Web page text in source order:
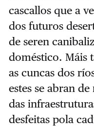
cascallos que a
dos futuros
de seren
doméstico. Máis
as cuncas dos
estes se abran
das
desfeitas pola